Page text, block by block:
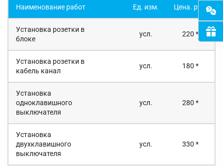
Наименование работ Ед. изм. Цена. руб.
Установка розетки в
блоке
усл. 220 *
Установка розетки в
кабель канал
усл. 180 *
Установка
одноклавишного
выключателя
усл. 280 *
Установка
двухклавишного
выключателя
усл. 330 *